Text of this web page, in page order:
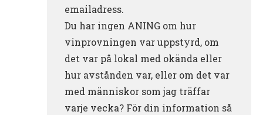
emailadress.
Du har ingen ANING om hur
vinprovningen var uppstyrd, om
det var på lokal med okända eller
hur avstånden var, eller om det var
med människor som jag träffar
varje vecka? För din information så